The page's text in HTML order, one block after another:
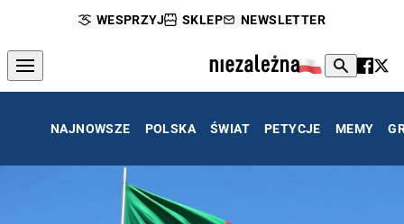
WESPRZYJ SKLEP NEWSLETTER
NAJNOWSZE POLSKA ŚWIAT PETYCJE MEMY